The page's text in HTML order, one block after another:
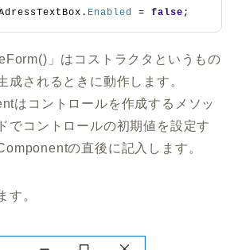
Enabled = false ;
」はコストラクタというもの
成されるときに動作します。
はコントロールを作成するメソッ
でコントロールの初期値を設定す
の直後に記入します。
す。